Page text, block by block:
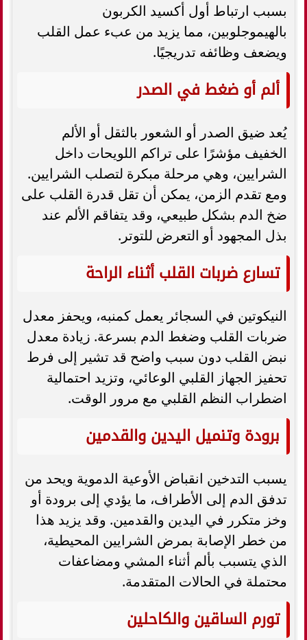
بسبب ارتباط أول أكسيد الكربون
بالهيموجلوبين، مما يزيد من عبء عمل القلب
ويضعف وظائفه تدريجيًا.
ألم أو ضغط في الصدر
يُعد ضيق الصدر أو الشعور بالثقل أو الألم
الخفيف مؤشرًا على تراكم اللويحات داخل
الشرايين، وهي مرحلة مبكرة لتصلب الشرايين.
ومع تقدم الزمن، يمكن أن تقل قدرة القلب على
ضخ الدم بشكل طبيعي، وقد يتفاقم الألم عند
بذل المجهود أو التعرض للتوتر.
تسارع ضربات القلب أثناء الراحة
النيكوتين في السجائر يعمل كمنبه، ويحفز معدل
ضربات القلب وضغط الدم بسرعة. زيادة معدل
نبض القلب دون سبب واضح قد تشير إلى فرط
تحفيز الجهاز القلبي الوعائي، وتزيد احتمالية
اضطراب النظم القلبي مع مرور الوقت.
برودة وتنميل اليدين والقدمين
يسبب التدخين انقباض الأوعية الدموية ويحد من
تدفق الدم إلى الأطراف، ما يؤدي إلى برودة أو
وخز متكرر في اليدين والقدمين. وقد يزيد هذا
من خطر الإصابة بمرض الشرايين المحيطية،
الذي يتسبب بألم أثناء المشي ومضاعفات
محتملة في الحالات المتقدمة.
تورم الساقين والكاحلين